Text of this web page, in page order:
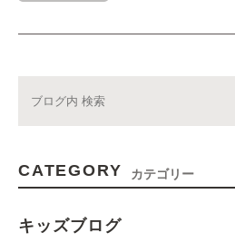
CATEGORY カテゴリー
キッズブログ